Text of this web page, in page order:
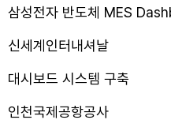
삼성전자 반도체 MES
신세계인터내셔날
대시보드 시스템 구축
인천국제공항공사